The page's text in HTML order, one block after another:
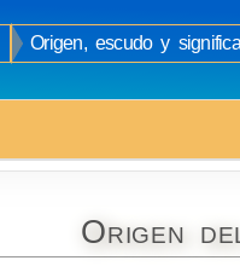
Origen, escudo y
Origen